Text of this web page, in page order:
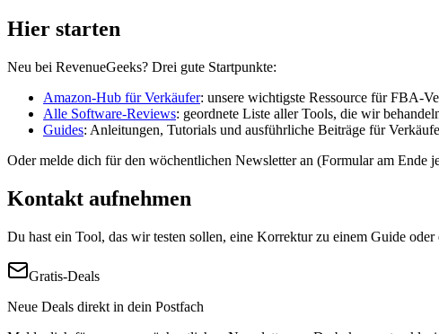
Hier starten
Neu bei RevenueGeeks? Drei gute Startpunkte:
Amazon-Hub für Verkäufer: unsere wichtigste Ressource für FBA-
Alle Software-Reviews: geordnete Liste aller Tools, die wir
Guides: Anleitungen, Tutorials und ausführliche Beiträge für
Oder melde dich für den wöchentlichen Newsletter an (Formular am Ende
Kontakt aufnehmen
Du hast ein Tool, das wir testen sollen, eine Korrektur zu einem Guide oder
Gratis-Deals
Neue Deals direkt in dein Postfach